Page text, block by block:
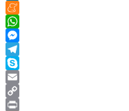
LinkedIn
Meneame
WhatsApp
Messenger
Telegram
Skype
Email
Copy